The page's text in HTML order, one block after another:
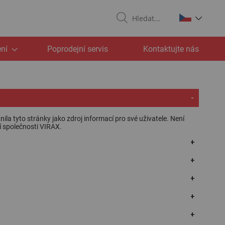
Poprodejní servis Kontaktujte nás
tyto stránky jako zdroj informací pro své uživatele. Není
VIRAX.